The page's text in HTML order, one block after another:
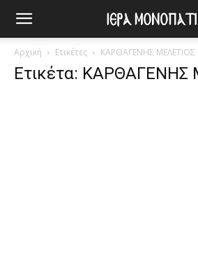
Αρχική Ετικέτες ΚΑΡΘΑΓΕΝΗΣ ΜΕΛΕΤΙΟΣ
Ετικέτα: ΚΑΡΘΑΓΕΝΗΣ